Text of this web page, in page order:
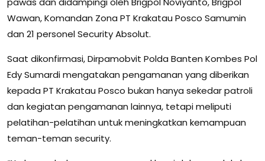
Wawan, Komandan Zona PT Krakatau Posco Samumin
dan 21 personel Security Absolut.
Saat dikonfirmasi, Dirpamobvit Polda Banten Kombes Pol
Edy Sumardi mengatakan pengamanan yang diberikan
kepada PT Krakatau Posco bukan hanya sekedar patroli
dan kegiatan pengamanan lainnya, tetapi meliputi
pelatihan-pelatihan untuk meningkatkan kemampuan
teman-teman security.